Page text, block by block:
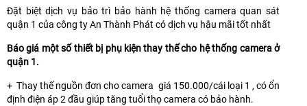
Đặt biệt dịch vụ bảo trì bảo hành hệ thống camera quan sát
quận 1 của công ty An Thành Phát có dịch vụ hậu mãi tốt nhất
Báo giá một số thiết bị phụ kiện thay thế cho hệ thống camera ở
quận 1.
+ Thay thế nguồn đơn cho camera giá 150.000/cái loại 1 , có ổn
định điện áp 2 đầu giúp tăng tuổi thọ camera có bảo hành.